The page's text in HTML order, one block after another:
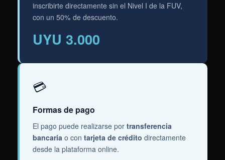
inscribirte directamente sin el Nivel I de la FUV,
con un 50% de descuento.
UYU 3.000
💳
Formas de pago
El pago puede realizarse por transferencia
bancariao con tarjeta de crédito directamente
desde la plataforma online.